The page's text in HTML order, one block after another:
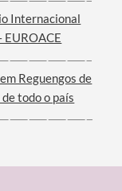
Internacional
EUROACE
Reguengos de
todo o país